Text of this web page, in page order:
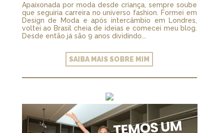
Apaixonada por moda desde criança, sempre soube
que seguiria carreira no universo fashion. Formei em
Design de Moda e após intercâmbio em Londres,
voltei ao Brasil cheia de ideias e comecei meu blog.
Desde então já são 9 anos dividindo...
SAIBA MAIS SOBRE MIM